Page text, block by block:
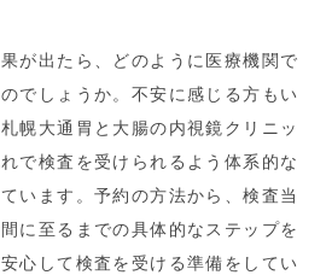
が出たら、どのように医療機関で
でしょうか。不安に感じる方もい
幌大通胃と大腸の内視鏡クリニッ
で検査を受けられるよう体系的な
います。予約の方法から、検査当
に至るまでの具体的なステップを
心して検査を受ける準備をしてい